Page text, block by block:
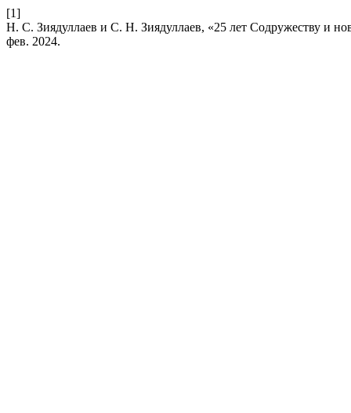
[1]
Н. С. Зиядуллаев и С. Н. Зиядуллаев, «25 лет Содружеству и
фев. 2024.